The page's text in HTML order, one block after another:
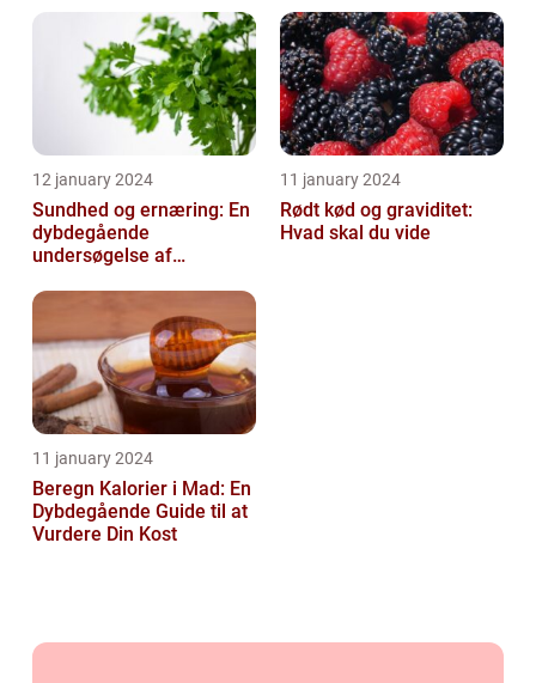
12 january 2024
Sundhed og ernæring: En
dybdegående
undersøgelse af
helbred og den rigtige
11 january 2024
Rødt kød og graviditet:
Hvad skal du vide
11 january 2024
Beregn Kalorier i Mad: En
Dybdegående Guide til at
Vurdere Din Kost